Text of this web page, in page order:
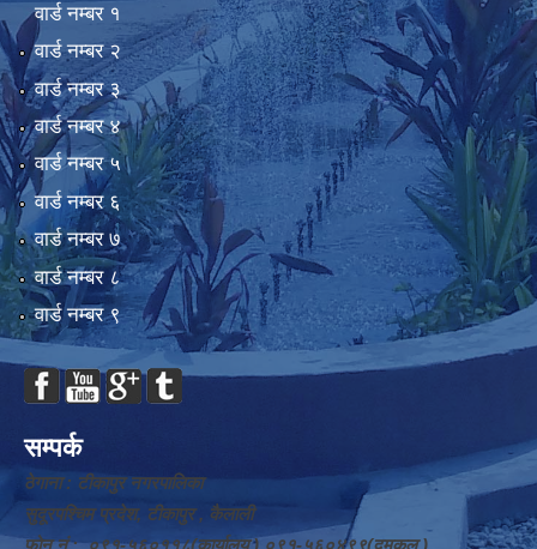
वार्ड न‌म्बर १
वार्ड न‌म्बर २
वार्ड न‌म्बर ३
वार्ड न‌म्बर ४
वार्ड न‌म्बर ५
वार्ड न‌म्बर ६
वार्ड न‌म्बर ७
वार्ड न‌म्बर ८
वार्ड न‌म्बर ९
सम्पर्क
ठेगाना : टीकापुर नगरपालिका
सुदूरपश्चिम प्रदेश, टीकापुर , कैलाली
फोन नं.: ०९१-५६०११८(कार्यालय ) ०९१-५६०४९९(दमकल )